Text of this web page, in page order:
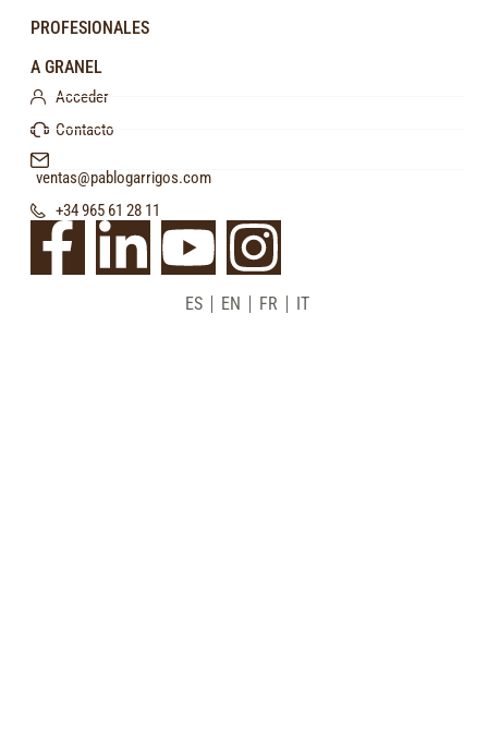
PROFESIONALES
A GRANEL
Acceder
Contacto
ventas@pablogarrigos.com
+34 965 61 28 11
ES EN FR IT